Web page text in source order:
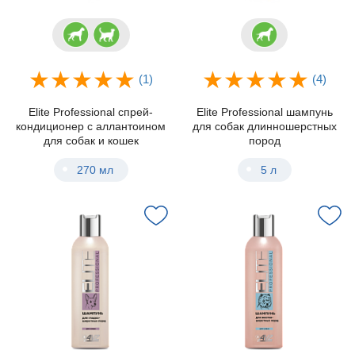
(1)
Elite Professional спрей-
кондиционер с аллантоином
для собак и кошек
270 мл
(4)
Elite Professional шампунь
для собак длинношерстных
пород
5 л